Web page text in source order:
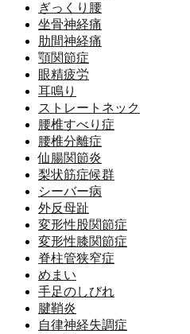
ぎっくり腰
坐骨神経痛
肋間神経痛
顎関節症
眼精疲労
耳鳴り
ストレートネック
腰椎すべり症
腰椎分離症
仙腸関節炎
梨状筋症候群
シーバー病
外反母趾
変形性股関節症
変形性膝関節症
脊柱管狭窄症
めまい
手足のしびれ
腱鞘炎
自律神経失調症